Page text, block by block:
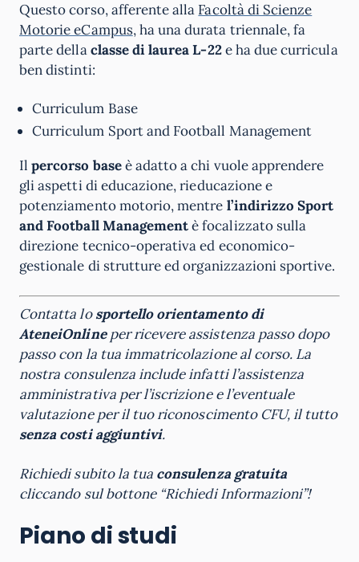
Questo corso, afferente alla Facoltà di Scienze
Motorie eCampus, ha una durata triennale, fa
parte dellaclasse di laurea L-22e ha due curricula
ben distinti:
Curriculum Base
Curriculum Sport and Football Management
Ilpercorso baseè adatto a chi vuole apprendere
gli aspetti di educazione, rieducazione e
potenziamento motorio, mentre l’indirizzo Sport
and Football Managementè focalizzato sulla
direzione tecnico-operativa ed economico-
gestionale di strutture ed organizzazioni sportive.
Contatta losportello orientamento di
AteneiOnlineper ricevere assistenza passo dopo
passo con la tua immatricolazione al corso. La
nostra consulenza include infatti l’assistenza
amministrativa per l’iscrizione e l’eventuale
valutazione per il tuo riconoscimento CFU, il tutto
senza costi aggiuntivi.
Richiedi subito la tua consulenza gratuita
cliccando sul bottone “Richiedi Informazioni”!
Piano di studi